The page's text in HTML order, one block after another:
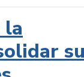
la